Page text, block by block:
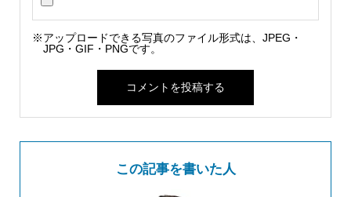
※アップロードできる写真のファイル形式は、JPEG・
JPG・GIF・PNGです。
この記事を書いた人